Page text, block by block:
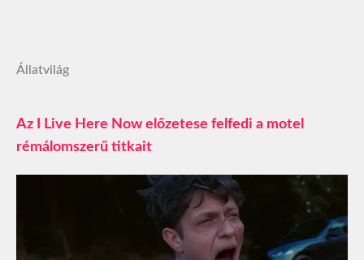
Állatvilág
Az I Live Here Now előzetese felfedi a motel
rémálomszerű titkait